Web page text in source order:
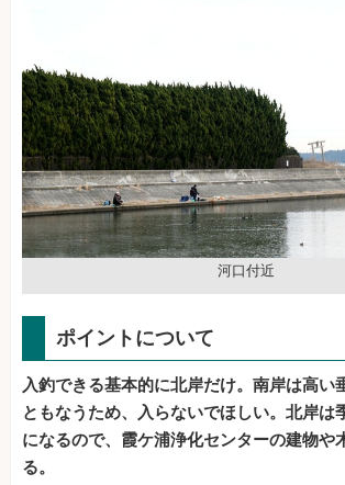
河口付近
ポイントについて
入釣できる基本的に北岸だけ。南岸は高い
ともなうため、入らないでほしい。北岸は
になるので、霞ケ浦浄化センターの建物や
る。